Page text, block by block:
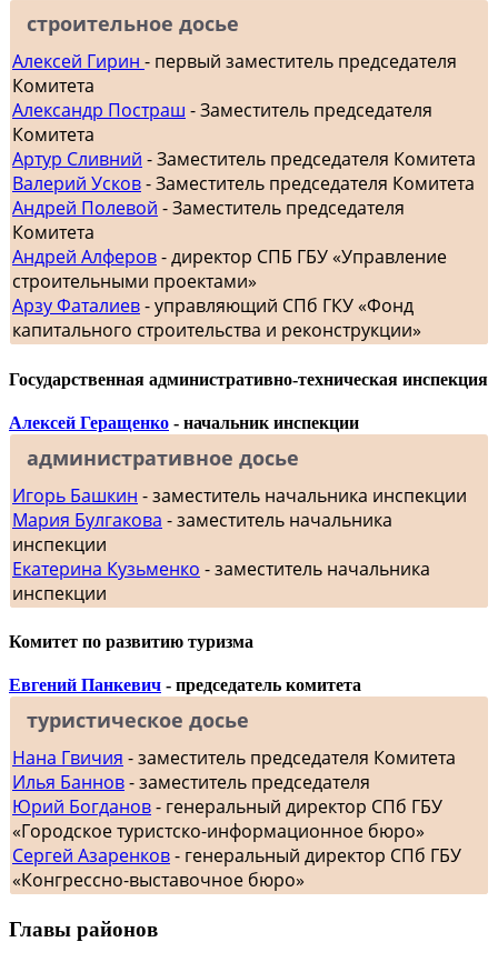
строительное досье
Алексей Гирин - первый заместитель председателя
Комитета
Александр Постраш - Заместитель председателя
Комитета
Артур Сливний - Заместитель председателя Комитета
Валерий Усков- Заместитель председателя Комитета
Андрей Полевой - Заместитель председателя
Комитета
Андрей Алферов- директор СПБ ГБУ «Управление
строительными проектами»
Арзу Фаталиев- управляющий СПб ГКУ «Фонд
капитального строительства и реконструкции»
Государственная административно-техническая инспекция
Алексей Геращенко - начальник инспекции
административное досье
Игорь Башкин - заместитель начальника инспекции
Мария Булгакова - заместитель начальника
инспекции
Екатерина Кузьменко - заместитель начальника
инспекции
Комитет по развитию туризма
Евгений Панкевич - председатель комитета
туристическое досье
Нана Гвичия - заместитель председателя Комитета
Илья Баннов- заместитель председателя
Юрий Богданов- генеральный директор СПб ГБУ
«Городское туристско-информационное бюро»
Сергей Азаренков- генеральный директор СПб ГБУ
«Конгрессно-выставочное бюро»
Главы районов